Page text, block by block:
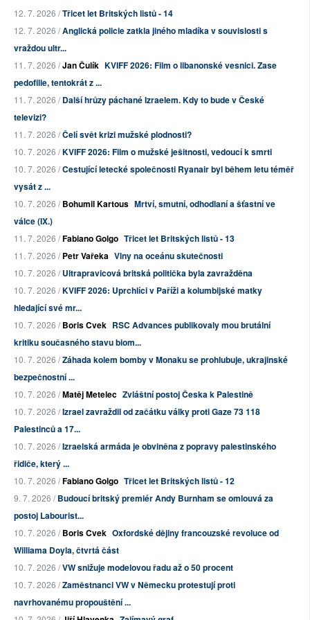
12. 7. 2026 /Třicet let Britských listů - 14
12. 7. 2026 /Anglická policie zatkla jiného mladíka v souvislosti s
vraždou ultr...
11. 7. 2026 /Jan Čulík KVIFF 2026: Film o libanonské vesnici. Zase
pedofilie, tentokrát z ...
11. 7. 2026 /Další hrůzy páchané Izraelem. Kdy to bude v České
televizi?
11. 7. 2026 /Čelí svět krizi mužské plodnosti?
10. 7. 2026 /KVIFF 2026: Film o mužské ješitnosti, vedoucí k smrti
10. 7. 2026 /Cestující letecké společnosti Ryanair byl během letu téměř
vysát z ...
10. 7. 2026 /Bohumil Kartous Mrtví, smutní, odhodlaní a šťastní ve
válce (IX.)
11. 7. 2026 /Fabiano Golgo Třicet let Britských listů - 13
11. 7. 2026 /Petr Vařeka Vlny na oceánu skutečnosti
10. 7. 2026 /Ultrapravicová britská politička byla zavražděna
10. 7. 2026 /KVIFF 2026: Uprchlíci v Paříži a kolumbijské matky
hledající své mr...
10. 7. 2026 /Boris Cvek RSC Advances publikovaly mou brutální
kritiku současného stavu biom...
10. 7. 2026 /Záhada kolem bomby v Monaku se prohlubuje, ukrajinské
bezpečnostní ...
10. 7. 2026 /Matěj Metelec Zvláštní postoj Česka k Palestině
10. 7. 2026 /Izrael zavraždil od začátku války proti Gaze 73 118
Palestinců a 17...
10. 7. 2026 /Izraelská armáda je obviněna z popravy palestinského
řidiče, který ...
10. 7. 2026 /Fabiano Golgo Třicet let Britských listů - 12
9. 7. 2026 /Budoucí britský premiér Andy Burnham se omlouvá za
postoj Labourist...
10. 7. 2026 /Boris Cvek Oxfordské dějiny francouzské revoluce od
Williama Doyla, čtvrtá část
10. 7. 2026 /VW snižuje modelovou řadu až o 50 procent
10. 7. 2026 /Zaměstnanci VW v Německu protestují proti
navrhovanému propouštění ...